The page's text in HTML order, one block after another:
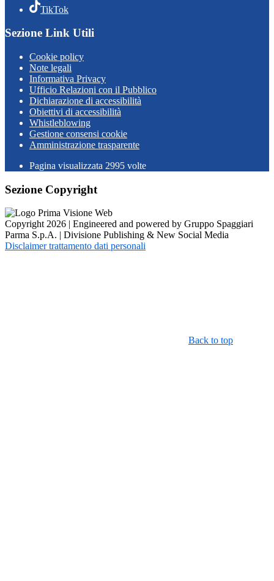
TikTok
Sezione Link Utili
Cookie policy
Note legali
Informativa Privacy
Ufficio Relazioni con il Pubblico
Dichiarazione di accessibilità
Obiettivi di accessibilità
Whistleblowing
Gestione consensi cookie
Amministrazione trasparente
Pagina visualizzata 2995 volte
Sezione Copyright
Copyright 2026 | Engineered and powered by Gruppo Spaggiari
Parma S.p.A. | Divisione Publishing & New Social Media
Disclaimer trattamento dati personali
Back to top